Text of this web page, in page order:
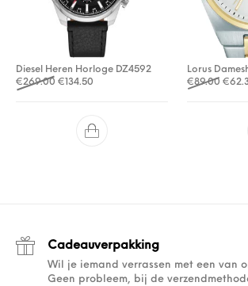
Diesel Heren Horloge DZ4592
€269.00 Oorspronkelijke prijs was: €269.00.
€ 134.50 Huidige prijs is: €134.50.
Lorus
€89.00 €
Cadeauverpakking
Wil je iemand verrassen met een van
Geen probleem, bij de